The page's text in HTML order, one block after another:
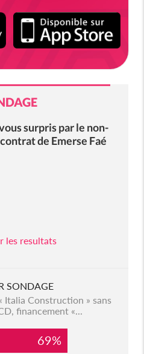
surpris par le non-
de Emerse Faé
les resultats
SONDAGE
Italia Construction » sans
financement «...
69%